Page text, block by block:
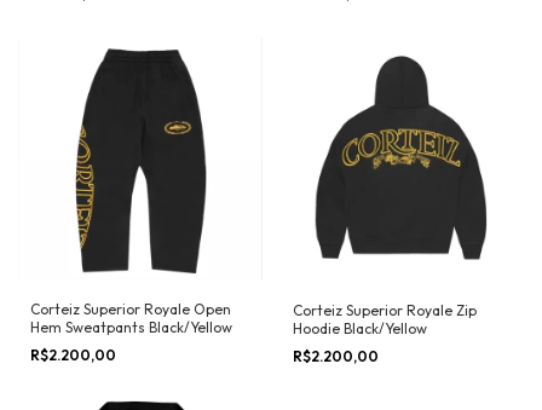
Corteiz Superior Royale Open
Hem Sweatpants Black/Yellow
R$2.200,00
Corteiz Superior Royale Zip
Hoodie Black/Yellow
R$2.200,00